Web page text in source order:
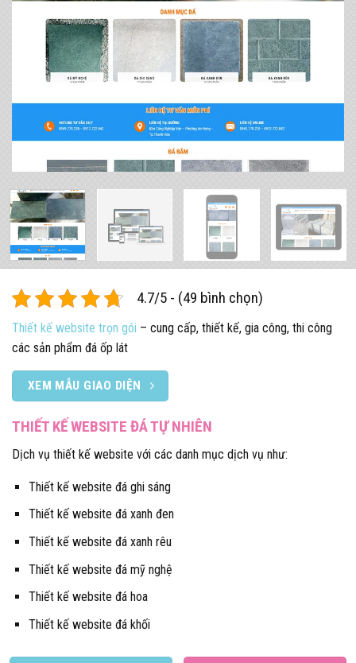
4.7/5 - (49 bình chọn)
Thiết kế website trọn gói – cung cấp, thiết kế, gia công, thi công
các sản phẩm đá ốp lát
XEM MẪU GIAO DIỆN
THIẾT KẾ WEBSITE ĐÁ TỰ NHIÊN
Dịch vụ thiết kế website với các danh mục dịch vụ như:
Thiết kế website đá ghi sáng
Thiết kế website đá xanh đen
Thiết kế website đá xanh rêu
Thiết kế website đá mỹ nghệ
Thiết kế website đá hoa
Thiết kế website đá khối